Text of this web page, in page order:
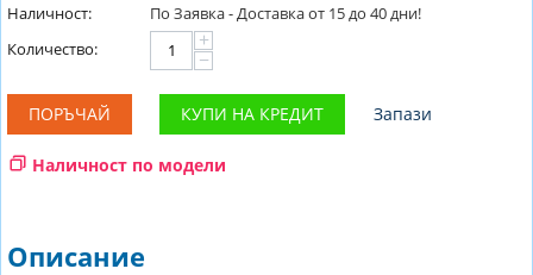
Наличност:
По Заявка - Доставка от 15 до 40 дни!
Количество:
+
−
ПОРЪЧАЙ КУПИ НА КРЕДИТ Запази
Наличност по модели
Описание